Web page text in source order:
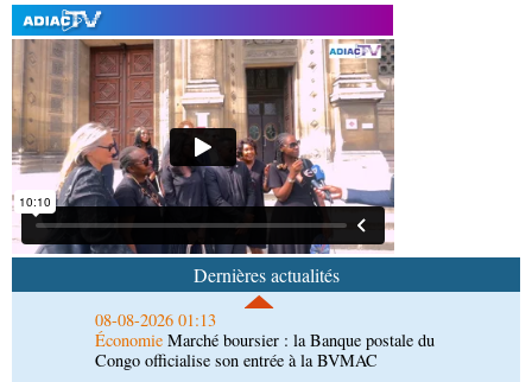
Dernières actualités
08-08-2026 01:25
EnvironnementForêts : des techniciens formés à
l'utilisation d'un logiciel d'évaluation des
émissions
08-08-2026 01:18
Afrique-MondeCongo-Mali : les deux pays
envisagent le renforcement de leur coopération
agricole
08-08-2026 01:13
Marché boursier : la Banque postale du
Congo officialise son entrée à la BVMAC
08-08-2026 00:55
SociétéAccélération du développement: la
République du Congo mise sur sa diaspora